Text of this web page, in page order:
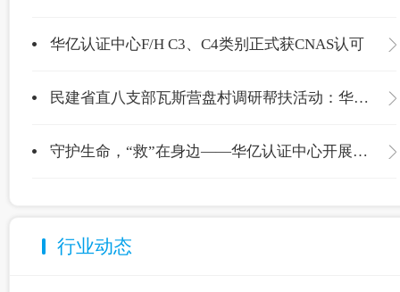
华亿认证中心F/H C3、C4类别正式获CNAS认可
民建省直八支部瓦斯营盘村调研帮扶活动：华亿认证中心爱心捐赠温暖校园
守护生命，“救”在身边——华亿认证中心开展应急救护专项培训
行业动态